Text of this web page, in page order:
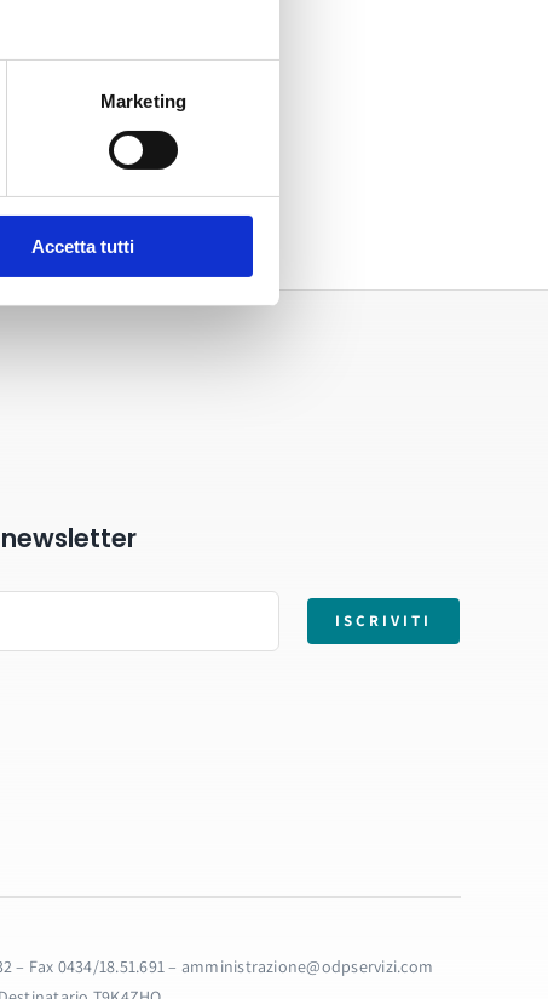
Marketing
Accetta tutti
ISCRIVITI
– Fax 0434/18.51.691 – amministrazione@odpservizi.com